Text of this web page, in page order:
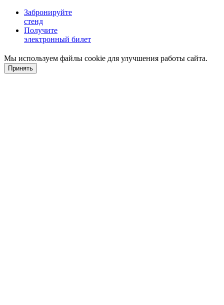
Забронируйте
стенд
Получите
электронный билет
Мы используем файлы cookie для улучшения работы сайта.
Принять